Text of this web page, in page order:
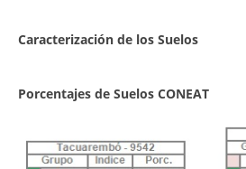
Caracterización de los Suelos
Porcentajes de Suelos CONEAT